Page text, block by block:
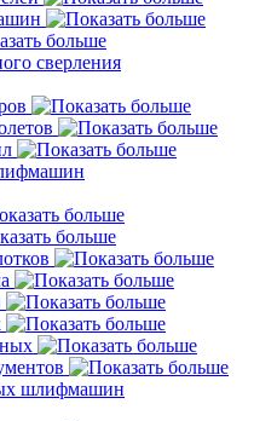
сверления
шлифмашин